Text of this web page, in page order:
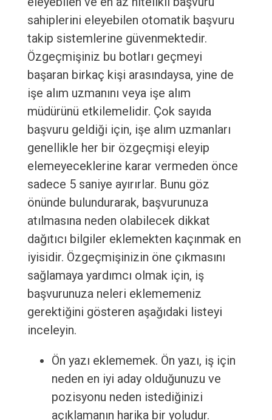
sahiplerini eleyebilen otomatik başvuru
takip sistemlerine güvenmektedir.
Özgeçmişiniz bu botları geçmeyi
başaran birkaç kişi arasındaysa, yine de
işe alım uzmanını veya işe alım
müdürünü etkilemelidir. Çok sayıda
başvuru geldiği için, işe alım uzmanları
genellikle her bir özgeçmişi eleyip
elemeyeceklerine karar vermeden önce
sadece 5 saniye ayırırlar. Bunu göz
önünde bulundurarak, başvurunuza
atılmasına neden olabilecek dikkat
dağıtıcı bilgiler eklemekten kaçınmak en
iyisidir. Özgeçmişinizin öne çıkmasını
sağlamaya yardımcı olmak için, iş
başvurunuza neleri eklememeniz
gerektiğini gösteren aşağıdaki listeyi
inceleyin.
Ön yazı eklememek. Ön yazı, iş için
neden en iyi aday olduğunuzu ve
pozisyonu neden istediğinizi
açıklamanın harika bir yoludur.